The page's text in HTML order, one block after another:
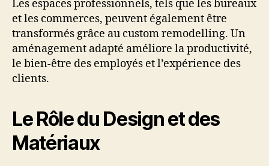
Les espaces professionnels, tels que les bureaux
et les commerces, peuvent également être
transformés grâce au custom remodelling. Un
aménagement adapté améliore la productivité,
le bien-être des employés et l’expérience des
clients.
Le Rôle du Design et des
Matériaux